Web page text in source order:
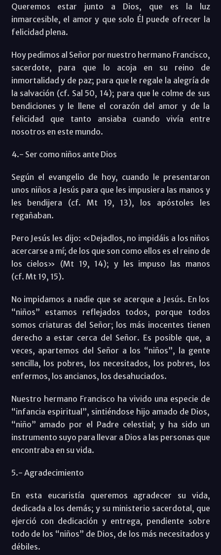
Queremos estar junto a Dios, que es la luz
inmarcesible, el amor y que solo Él puede ofrecer la
felicidad plena.
Hoy pedimos al Señor por nuestro hermano Francisco,
sacerdote, para que lo acoja en su reino de
inmortalidad y de paz; para que le regale la alegría de
la salvación (cf. Sal 50, 14); para que le colme de sus
bendiciones y le llene el corazón del amor y de la
felicidad que tanto ansiaba cuando vivía entre
nosotros en este mundo.
4.- Ser como niños ante Dios
Según el evangelio de hoy, cuando le presentaron
unos niños a Jesús para que les impusiera las manos y
les bendijera (cf. Mt 19, 13), los apóstoles les
regañaban.
Pero Jesús les dijo: «Dejadlos, no impidáis a los niños
acercarse a mí; de los que son como ellos es el reino de
los cielos» (Mt 19, 14); y les impuso las manos
(cf. Mt 19, 15).
No impidamos a nadie que se acerque a Jesús. En los
“niños” estamos reflejados todos, porque todos
somos criaturas del Señor; los más inocentes tienen
derecho a estar cerca del Señor. Es posible que, a
veces, apartemos del Señor a los “niños”, la gente
sencilla, los pobres, los necesitados, los pobres, los
enfermos, los ancianos, los desahuciados.
Nuestro hermano Francisco ha vivido una especie de
“infancia espiritual”, sintiéndose hijo amado de Dios,
“niño” amado por el Padre celestial; y ha sido un
instrumento suyo para llevar a Dios a las personas que
encontraba en su vida.
5.- Agradecimiento
En esta eucaristía queremos agradecer su vida,
dedicada a los demás; y su ministerio sacerdotal, que
ejerció con dedicación y entrega, pendiente sobre
todo de los “niños” de Dios, de los más necesitados y
débiles.